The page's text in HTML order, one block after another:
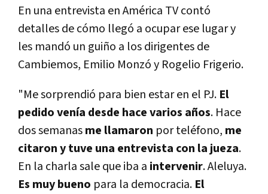
En una entrevista en América TV contó
detalles de cómo llegó a ocupar ese lugar y
les mandó un guiño a los dirigentes de
Cambiemos, Emilio Monzó y Rogelio Frigerio.
"Me sorprendió para bien estar en el PJ. El
pedido vení­a desde hace varios años. Hace
dos semanasme llamaron por teléfono, me
citaron y tuve una entrevista con la jueza.
En la charla sale que iba a intervenir. Aleluya.
Es muy bueno para la democracia. El